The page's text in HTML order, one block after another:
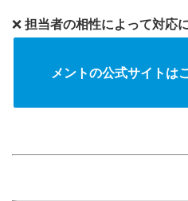
❌ 担当者の相性によって対応
JACリ
メントの公式サ